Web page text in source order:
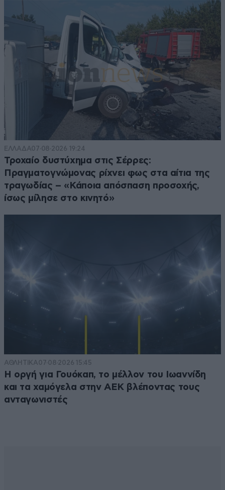
ΕΛΛΑΔΑ07·08·2026 19:24
Τροχαίο δυστύχημα στις Σέρρες:
Πραγματογνώμονας ρίχνει φως στα αίτια της
τραγωδίας – «Κάποια απόσπαση προσοχής,
ίσως μίλησε στο κινητό»
ΑΘΛΗΤΙΚΑ07·08·2026 15:45
Η οργή για Γουόκαπ, το μέλλον του Ιωαννίδη
και τα χαμόγελα στην ΑΕΚ βλέποντας τους
ανταγωνιστές